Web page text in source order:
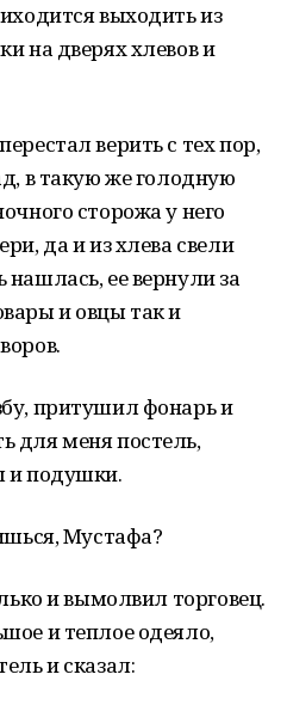
выходить из
на дверях хлевов и
верить с тех пор,
в такую же голодную
сторожа у него
да и из хлева свели
ее вернули за
и овцы так и
притушил фонарь и
для меня постель,
и подушки.
Мустафа?
и вымолвил торговец.
и теплое одеяло,
и сказал: